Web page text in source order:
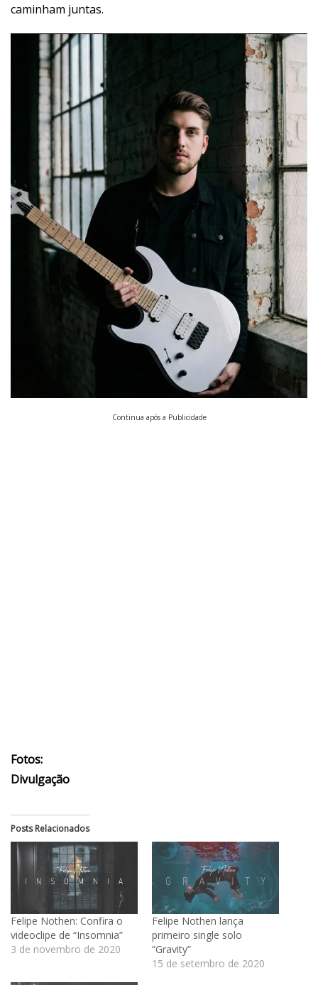
caminham juntas.
Continua após a Publicidade
Fotos:
Divulgação
Posts Relacionados
Felipe Nothen: Confira o
videoclipe de “Insomnia”
3 de novembro de 2020
Felipe Nothen lança
primeiro single solo
“Gravity”
15 de setembro de 2020